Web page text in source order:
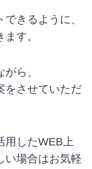
きるように、
す。
ら、
をさせていただ
用したWEB上
い場合はお気軽